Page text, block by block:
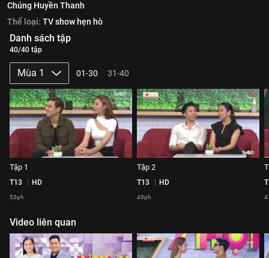
Chúng Huyền Thanh
Thể loại: TV show hẹn hò
Danh sách tập
40/40 tập
Mùa 1 01-30 31-40
Tập 1
T13 HD
53ph
Tập 2
T13 HD
49ph
Video liên quan